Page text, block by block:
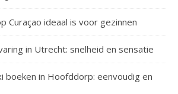
Curaçao ideaal is voor gezinnen
in Utrecht: snelheid en sensatie
boeken in Hoofddorp: eenvoudig en